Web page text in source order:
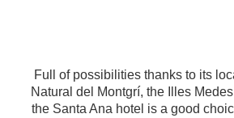
Full of possibilities thanks to its
Natural del Montgrí, the Illes
the Santa Ana hotel is a good